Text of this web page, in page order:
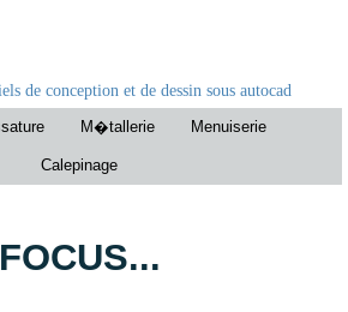
de conception et de dessin sous autocad
M�tallerie Menuiserie
Calepinage
FOCUS...